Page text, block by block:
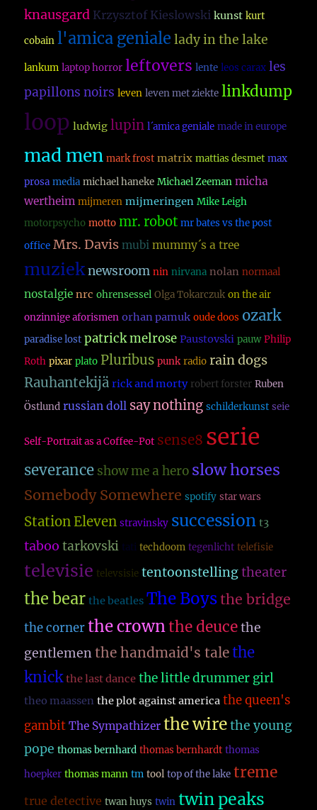
knausgard Krzysztof Kieslowski kunst kurt
cobain l'amica geniale lady in the lake
lankum laptop horror leftovers lente leos carax les
papillons noirs leven leven met ziekte linkdump
loop ludwig lupin l´amica geniale made in europe
mad men mark frost matrix mattias desmet max
prosa media michael haneke Michael Zeeman micha
wertheim mijmeren mijmeringen Mike Leigh
motorpsycho motto mr. robot mr bates vs the post
office Mrs. Davis mubi mummy´s a tree
muzieknewsroom nin nirvana nolan normaal
nostalgie nrc ohrensessel Olga Tokarczuk on the air
onzinnige aforismen orhan pamuk oude doos ozark
paradise lost patrick melrose Paustovski pauw Philip
Roth pixar plato Pluribus punk radio rain dogs
Rauhantekijä rick and morty robert forster Ruben
Östlund russian doll say nothing schilderkunst seie
Self-Portrait as a Coffee-Pot sense8 serie
severance show me a hero slow horses
Somebody Somewhere spotify star wars
Station Eleven stravinsky succession t3
taboo tarkovski tati techdoom tegenlicht telefisie
televisie televsisie tentoonstelling theater
the bear the beatles The Boysthe bridge
the corner the crownthe deuce the
gentlemen the handmaid's talethe
knick the last dance the little drummer girl
theo maassen the plot against america the queen's
gambit The Sympathizer the wire the young
pope thomas bernhard thomas bernhardt thomas
hoepker thomas mann tm tool top of the lake treme
true detective twan huys twin twin peaks